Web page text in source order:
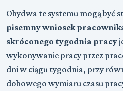
Obydwa te systemu mogą być
pisemny wniosek
skróconego tygodnia pracy
wykonywanie pracy przez
dni w ciągu tygodnia, przy
dobowego wymiaru czasu